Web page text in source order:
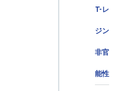
T-レ
ジン
非官
能性